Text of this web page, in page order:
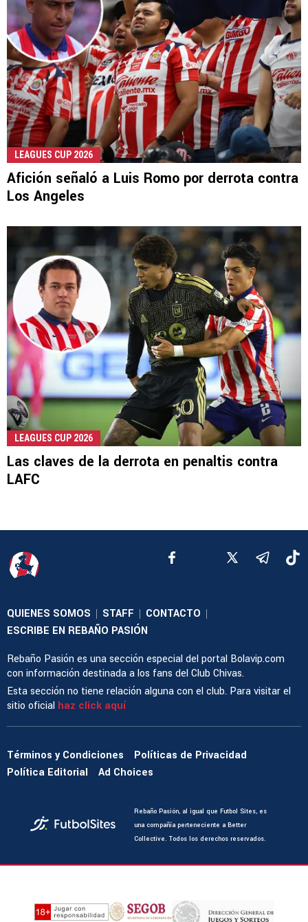
LEAGUES CUP 2026
Afición señaló a Luis Romo por derrota contra
Los Angeles
LEAGUES CUP 2026
Las claves de la derrota en penaltis contra
LAFC
QUIENES SOMOS | STAFF | CONTACTO |
ESCRIBE EN REBAÑO PASIÓN
Rebaño Pasión es una sección especial del portal Bolavip.com
con información destinada a los fans del Club Chivas.
Esta sección no tiene relación alguna con el club. Para visitar el
sitio oficial haz click aquí
Términos y Condiciones
Políticas de Privacidad
Política Editorial
Ad Choices
Rebaño Pasión, al igual que Futbol Sites, es
una compañía perteneciente a Better
Collective. Todos los derechos reservados.